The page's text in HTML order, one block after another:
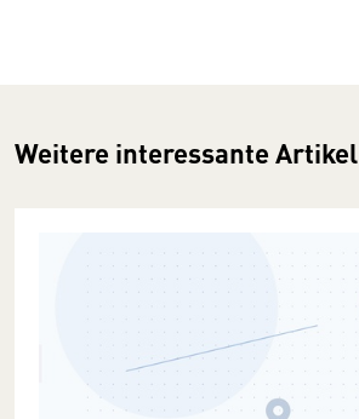
Weitere interessante Artikel